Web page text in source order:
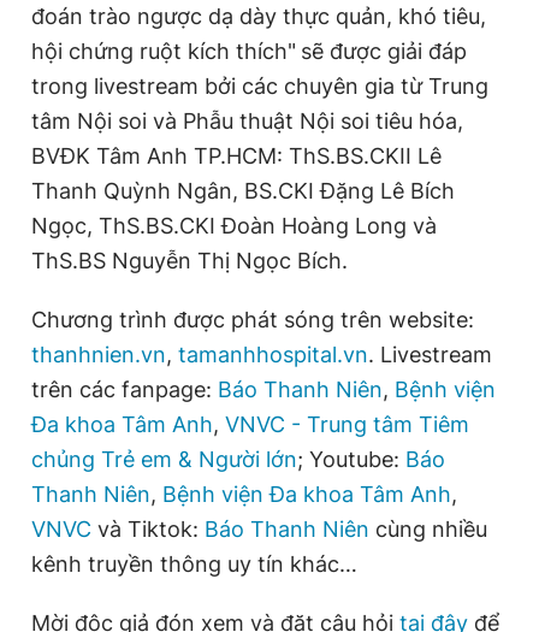
Giấy phép xuất bản số 110/GP - BTTTT cấp ngày 24.3.2020
© 2003-2026 Bản quyền thuộc về Báo Thanh Niên. Cấm sao
chép dưới mọi hình thức nếu không có sự chấp thuận bằng văn
bản. Phát triển bởi ePi Technologies, JSC.
đoán trào ngược dạ dày thực quản, khó tiêu,
hội chứng ruột kích thích" sẽ được giải đáp
trong livestream bởi các chuyên gia từ Trung
tâm Nội soi và Phẫu thuật Nội soi tiêu hóa,
BVĐK Tâm Anh TP.HCM: ThS.BS.CKII Lê
Thanh Quỳnh Ngân, BS.CKI Đặng Lê Bích
Ngọc, ThS.BS.CKI Đoàn Hoàng Long và
ThS.BS Nguyễn Thị Ngọc Bích.
Chương trình được phát sóng trên website:
thanhnien.vn, tamanhhospital.vn. Livestream
trên các fanpage: Báo Thanh Niên, Bệnh viện
Đa khoa Tâm Anh, VNVC - Trung tâm Tiêm
chủng Trẻ em & Người lớn; Youtube: Báo
Thanh Niên, Bệnh viện Đa khoa Tâm Anh,
VNVC và Tiktok: Báo Thanh Niên cùng nhiều
kênh truyền thông uy tín khác…
Mời độc giả đón xem và đặt câu hỏi tại đây để